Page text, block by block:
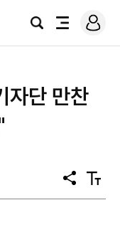
검
전
로
그
자단 만찬
공
유
텍
스